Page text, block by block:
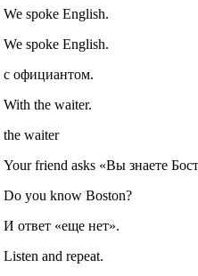
We spoke English.
We spoke English.
с официантом.
With the waiter.
the waiter
Your friend asks «Вы знаете
Do you know Boston?
И ответ «еще нет».
Listen and repeat.